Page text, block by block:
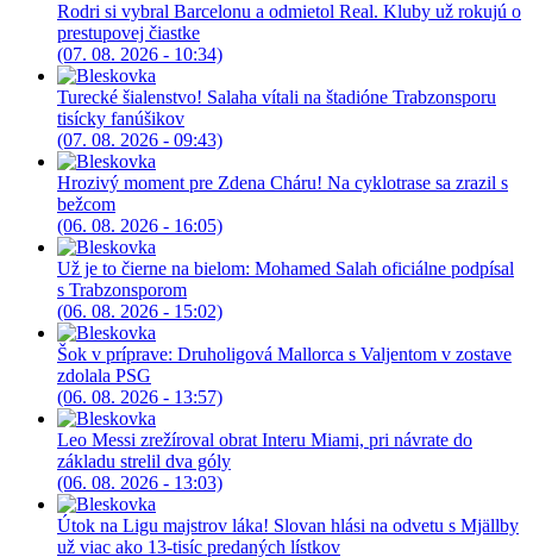
Rodri si vybral Barcelonu a odmietol Real. Kluby už rokujú o
prestupovej čiastke
(07. 08. 2026 - 10:34)
Turecké šialenstvo! Salaha vítali na štadióne Trabzonsporu
tisícky fanúšikov
(07. 08. 2026 - 09:43)
Hrozivý moment pre Zdena Cháru! Na cyklotrase sa zrazil s
bežcom
(06. 08. 2026 - 16:05)
Už je to čierne na bielom: Mohamed Salah oficiálne podpísal
s Trabzonsporom
(06. 08. 2026 - 15:02)
Šok v príprave: Druholigová Mallorca s Valjentom v zostave
zdolala PSG
(06. 08. 2026 - 13:57)
Leo Messi zrežíroval obrat Interu Miami, pri návrate do
základu strelil dva góly
(06. 08. 2026 - 13:03)
Útok na Ligu majstrov láka! Slovan hlási na odvetu s Mjällby
už viac ako 13-tisíc predaných lístkov